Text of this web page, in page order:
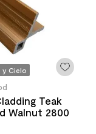
y Cielo
Teak
Walnut 2800